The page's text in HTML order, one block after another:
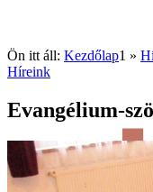
Ön itt áll: Kezdőlap1 »
Híreink
Evangélium-